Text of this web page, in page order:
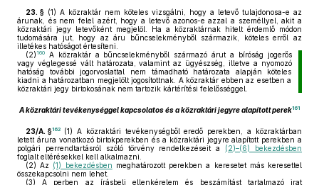
23. § (1) A közraktár nem köteles vizsgálni, hogy a letevő tulajdonosa-e az
árunak, és nem felel azért, hogy a letevő azonos-e azzal a személlyel, akit a
közraktári jegy letevőként megjelöl. Ha a közraktárnak hitelt érdemlő módon
tudomására jut, hogy az áru bűncselekményből származik, köteles erről az
illetékes hatóságot értesíteni.
(2) 160
A közraktár a bűncselekményből származó árut a bíróság jogerős
vagy véglegessé vált határozata, valamint az ügyészség, illetve a nyomozó
hatóság további jogorvoslattal nem támadható határozata alapján köteles
kiadni a határozatban megjelölt jogosítottnak. A közraktár ebben az esetben a
közraktári jegy birtokosának nem tartozik kártérítési felelősséggel.
A közraktári tevékenységgel kapcsolatos és a közraktári jegyre alapított perek161
23/A. §162 (1) A közraktári tevékenységből eredő perekben, a közraktárban
letett árura vonatkozó birtokperekben és a közraktári jegyre alapított perekben a
polgári perrendtartásról szóló törvény rendelkezéseit a (2)–(6) bekezdésben
foglalt eltérésekkel kell alkalmazni.
(2) Az (1) bekezdésben meghatározott perekben a keresetet más keresettel
összekapcsolni nem lehet.
(3) A perben az írásbeli ellenkérelem és beszámítást tartalmazó irat